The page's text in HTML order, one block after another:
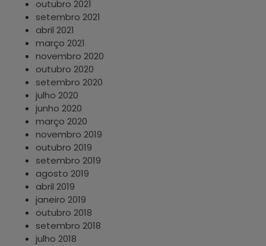
outubro 2021
setembro 2021
abril 2021
março 2021
novembro 2020
outubro 2020
setembro 2020
julho 2020
junho 2020
março 2020
novembro 2019
outubro 2019
setembro 2019
agosto 2019
abril 2019
janeiro 2019
outubro 2018
setembro 2018
julho 2018